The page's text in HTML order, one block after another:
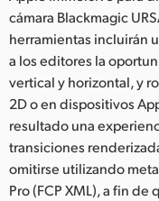
cámara Blackmagic
herramientas incluirán
a los editores la
vertical y horizontal, y
2D o en dispositivos
resultado una
transiciones
omitirse utilizando
Pro (FCP XML), a fin